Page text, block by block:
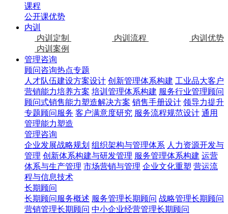
课程
公开课优势
内训
内训定制
内训流程
内训优势
内训案例
管理咨询
顾问咨询热点专题
人才队伍建设方案设计 创新管理体系构建 工业品大客户
营销能力培养方案 培训管理体系构建 服务行业管理顾问
顾问式销售能力塑造解决方案 销售手册设计 领导力提升
专题顾问服务 客户满意度研究 服务流程规范设计 通用
管理能力塑造
管理咨询
企业发展战略规划 组织架构与管理体系 人力资源开发与
管理 创新体系构建与研发管理 服务管理体系构建 运营
体系与生产管理 市场营销与管理 企业文化重塑 营运流
程与信息技术
长期顾问
长期顾问服务概述 服务管理长期顾问 战略管理长期顾问
营销管理长期顾问 中小企业经营管理长期顾问